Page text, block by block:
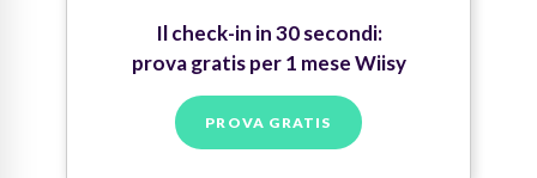
Il check-in in 30 secondi:
prova gratis per 1 mese Wiisy
PROVA GRATIS